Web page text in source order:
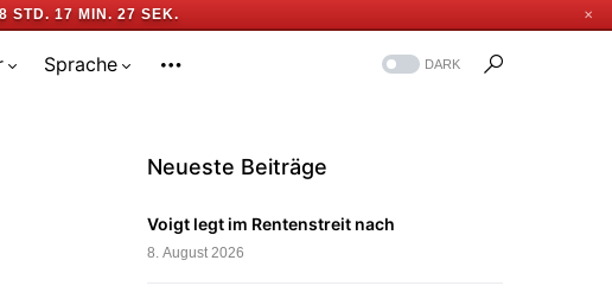
STD. 17 MIN. 27 SEK. ✕
Sprache DARK
Neueste Beiträge
Voigt legt im Rentenstreit nach
8. August 2026